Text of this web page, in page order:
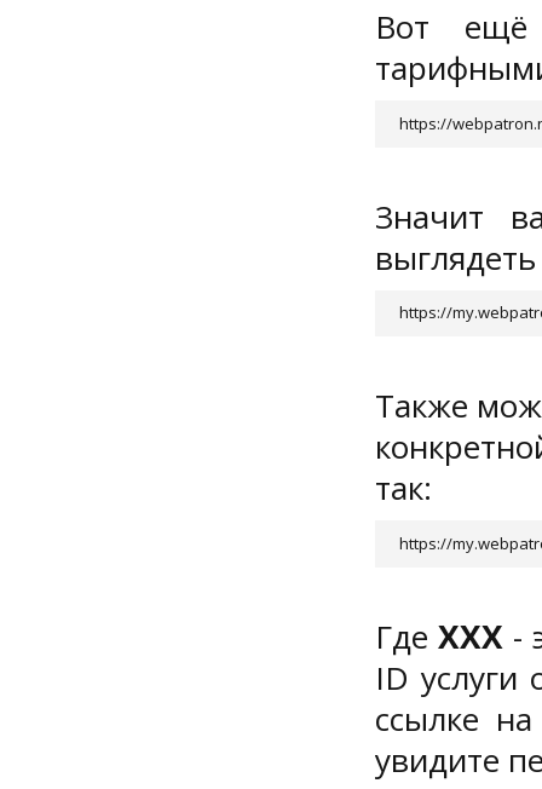
Вот ещё
https://
Значит
https://
Также
так:
https://
ГдеXXX -
ID
ссылке
увидите